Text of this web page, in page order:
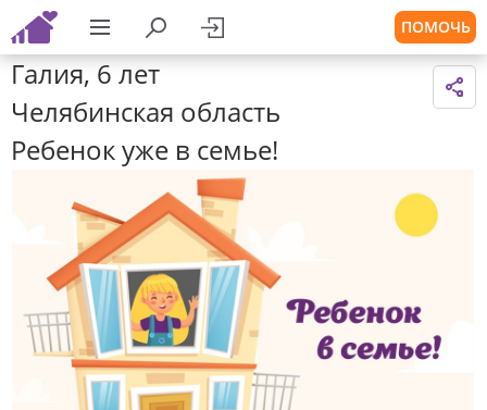
ПОМОЧЬ
Галия, 6 лет
Челябинская область
Ребенок уже в семье!